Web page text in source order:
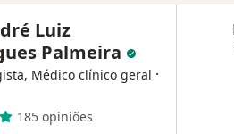
Luiz
Palmeira
Médico clínico geral ·
185 opiniões